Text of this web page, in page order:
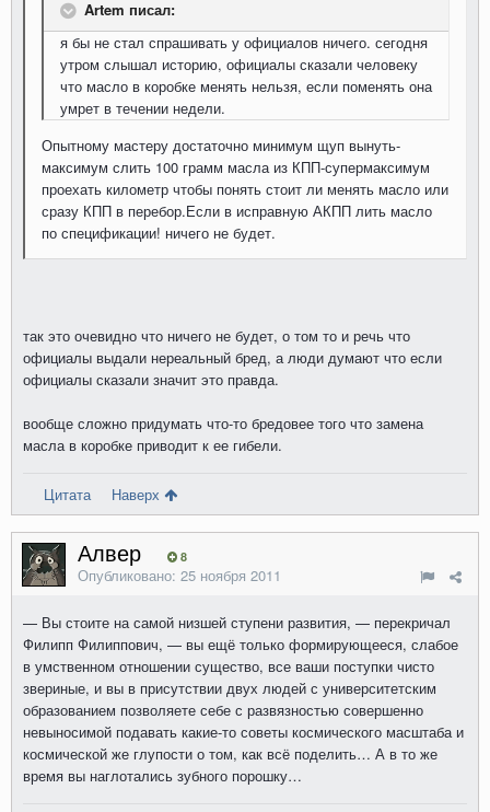
Artem писал:
я бы не стал спрашивать у официалов ничего. сегодня
утром слышал историю, официалы сказали человеку
что масло в коробке менять нельзя, если поменять она
умрет в течении недели.
Опытному мастеру достаточно минимум щуп вынуть-
максимум слить 100 грамм масла из КПП-супермаксимум
проехать километр чтобы понять стоит ли менять масло или
сразу КПП в перебор.Если в исправную АКПП лить масло
по спецификации! ничего не будет.
так это очевидно что ничего не будет, о том то и речь что
официалы выдали нереальный бред, а люди думают что если
официалы сказали значит это правда.
вообще сложно придумать что-то бредовее того что замена
масла в коробке приводит к ее гибели.
Цитата Наверх
Алвер 8
Опубликовано: 25 ноября 2011
— Вы стоите на самой низшей ступени развития, — перекричал
Филипп Филиппович, — вы ещё только формирующееся, слабое
в умственном отношении существо, все ваши поступки чисто
звериные, и вы в присутствии двух людей с университетским
образованием позволяете себе с развязностью совершенно
невыносимой подавать какие-то советы космического масштаба и
космической же глупости о том, как всё поделить… А в то же
время вы наглотались зубного порошку…